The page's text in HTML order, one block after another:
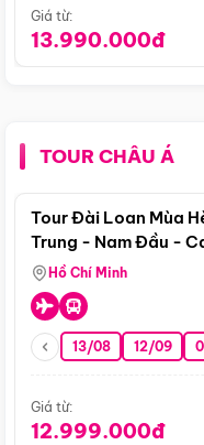
Giá từ:
13.990.000đ
TOUR CHÂU Á
Tour Đài Loan Mùa
Trung - Nam Đầu -
Hồ Chí Minh
13/08 12/09
Giá từ:
12.999.000đ